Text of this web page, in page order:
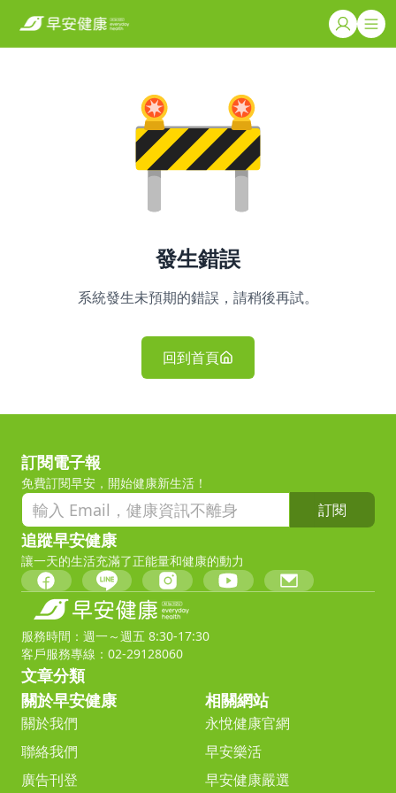
發生錯誤
系統發生未預期的錯誤，請稍後再試。
回到首頁
訂閱電子報
免費訂閱早安，開始健康新生活！
訂閱
追蹤早安健康
讓一天的生活充滿了正能量和健康的動力
服務時間：週一～週五 8:30-17:30
客戶服務專線：02-29128060
文章分類
關於早安健康
關於我們
聯絡我們
廣告刊登
相關網站
永悅健康官網
早安樂活
早安健康嚴選